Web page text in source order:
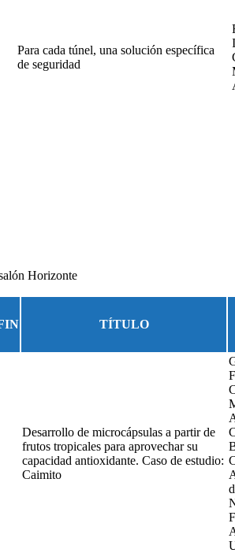
Para cada túnel, una solución específica
de seguridad
Horizonte
TÍTULO
Desarrollo de microcápsulas a partir de
frutos tropicales para aprovechar su
capacidad antioxidante. Caso de estudio:
Caimito